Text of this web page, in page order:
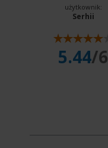
użytkownik:
Serhii
5.44/6